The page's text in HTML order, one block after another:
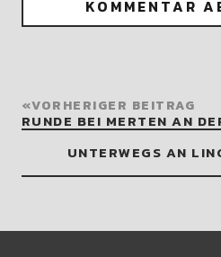
VORHERIGER BEITRAG
RUNDE BEI MERTEN AN
UNTERWEGS AN